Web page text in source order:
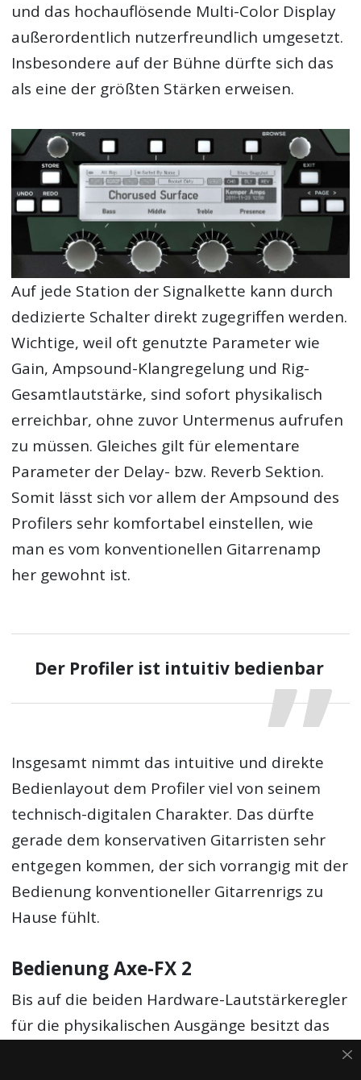
und das hochauflösende Multi-Color Display
außerordentlich nutzerfreundlich umgesetzt.
Insbesondere auf der Bühne dürfte sich das
als eine der größten Stärken erweisen.
Auf jede Station der Signalkette kann durch
dedizierte Schalter direkt zugegriffen werden.
Wichtige, weil oft genutzte Parameter wie
Gain, Ampsound-Klangregelung und Rig-
Gesamtlautstärke, sind sofort physikalisch
erreichbar, ohne zuvor Untermenus aufrufen
zu müssen. Gleiches gilt für elementare
Parameter der Delay- bzw. Reverb Sektion.
Somit lässt sich vor allem der Ampsound des
Profilers sehr komfortabel einstellen, wie
man es vom konventionellen Gitarrenamp
her gewohnt ist.
Der Profiler ist intuitiv bedienbar
Insgesamt nimmt das intuitive und direkte
Bedienlayout dem Profiler viel von seinem
technisch-digitalen Charakter. Das dürfte
gerade dem konservativen Gitarristen sehr
entgegen kommen, der sich vorrangig mit der
Bedienung konventioneller Gitarrenrigs zu
Hause fühlt.
Bedienung Axe-FX 2
Bis auf die beiden Hardware-Lautstärkeregler
für die physikalischen Ausgänge besitzt das